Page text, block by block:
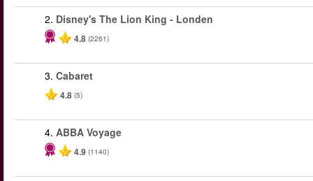
2. Disney's The Lion King - Londen
4.8 (2261)
3. Cabaret
4.8 (5)
4. ABBA Voyage
4.9 (1140)